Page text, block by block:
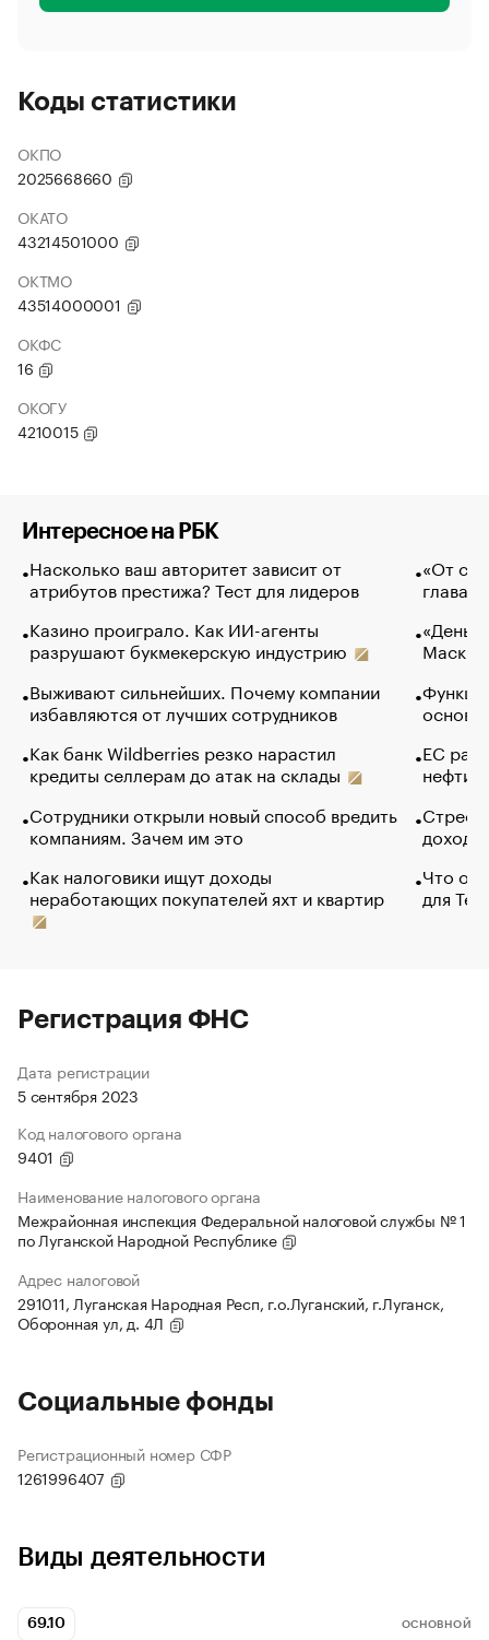
Коды статистики
ОКПО
2025668660
ОКАТО
43214501000
ОКТМО
43514000001
ОКФС
16
ОКОГУ
4210015
Интересное на РБК
Насколько ваш авторитет зависит от
атрибутов престижа? Тест для лидеров
Казино проиграло. Как ИИ-агенты
разрушают букмекерскую индустрию
Выживают сильнейших. Почему компании
избавляются от лучших сотрудников
Как банк Wildberries резко нарастил
кредиты селлерам до атак на склады
Сотрудники открыли новый способ вредить
компаниям. Зачем им это
Как налоговики ищут доходы
неработающих покупателей яхт и квартир
«От
глава
Маск в
основ
ЕС
нефти
Что
для
Регистрация ФНС
Дата регистрации
5 сентября 2023
Код налогового органа
9401
Наименование налогового органа
Межрайонная инспекция Федеральной налоговой службы № 1
по Луганской Народной Республике
Адрес налоговой
291011, Луганская Народная Респ, г.о.Луганский, г.Луганск,
Оборонная ул, д. 4Л
Социальные фонды
Регистрационный номер СФР
1261996407
Виды деятельности
69.10 ОСНОВНОЙ